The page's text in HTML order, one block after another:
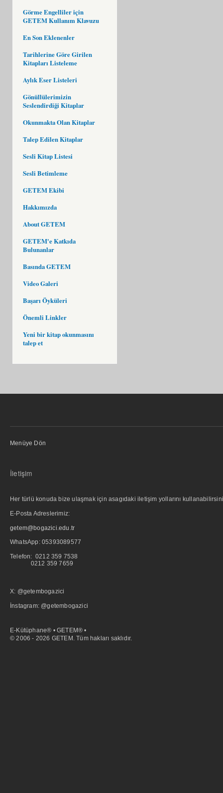
Görme Engelliler için
GETEM Kullanım Klavuzu
En Son Eklenenler
Tarihlerine Göre Girilen
Kitapları Listeleme
Aylık Eser Listeleri
Gönüllülerimizin
Seslendirdiği Kitaplar
Okunmakta Olan Kitaplar
Talep Edilen Kitaplar
Sesli Kitap Listesi
Sesli Betimleme
GETEM Ekibi
Hakkımızda
About GETEM
GETEM'e Katkıda
Bulunanlar
Basında GETEM
Video Galeri
Başarı Öyküleri
Önemli Linkler
Yeni bir kitap okunmasını
talep et
Menüye Dön
İletişim
Her türlü konuda bize ulaşmak için asagıdaki iletişim yollarını
E-Posta Adreslerimiz:
getem@bogazici.edu.tr
WhatsApp: 05393089577
Telefon: 0212 359 7538
0212 359 7659
X: @getembogazici
İnstagram: @getembogazici
E-Kütüphane® • GETEM® •
© 2006 - 2026 GETEM. Tüm hakları saklıdır.